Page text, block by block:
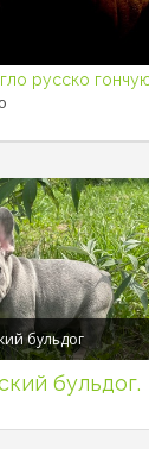
бульдог
бульдог.